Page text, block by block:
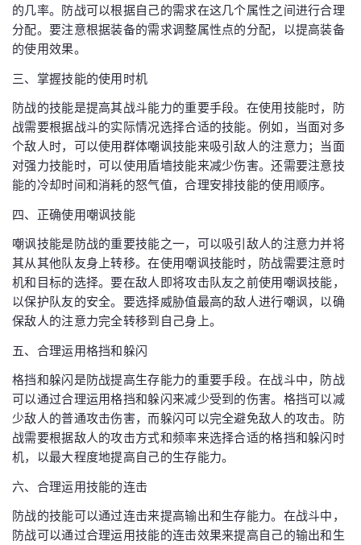
的几率。防战可以根据自己的需求在这几个属性之间进行合理
分配。要注意根据装备的需求调整属性点的分配，以提高装备
的使用效果。
三、掌握技能的使用时机
防战的技能是提高其战斗能力的重要手段。在使用技能时，防
战需要根据战斗的实际情况选择合适的技能。例如，当面对多
个敌人时，可以使用群体嘲讽技能来吸引敌人的注意力；当面
对强力技能时，可以使用盾墙技能来减少伤害。还需要注意技
能的冷却时间和消耗的怒气值，合理安排技能的使用顺序。
四、正确使用嘲讽技能
嘲讽技能是防战的重要技能之一，可以吸引敌人的注意力并将
其从其他队友身上转移。在使用嘲讽技能时，防战需要注意时
机和目标的选择。要在敌人即将攻击队友之前使用嘲讽技能，
以保护队友的安全。要选择威胁值最高的敌人进行嘲讽，以确
保敌人的注意力完全转移到自己身上。
五、合理运用格挡和躲闪
格挡和躲闪是防战提高生存能力的重要手段。在战斗中，防战
可以通过合理运用格挡和躲闪来减少受到的伤害。格挡可以减
少敌人的普通攻击伤害，而躲闪可以完全避免敌人的攻击。防
战需要根据敌人的攻击方式和频率来选择合适的格挡和躲闪时
机，以最大程度地提高自己的生存能力。
六、合理运用技能的连击
防战的技能可以通过连击来提高输出和生存能力。在战斗中，
防战可以通过合理运用技能的连击效果来提高自己的输出和生